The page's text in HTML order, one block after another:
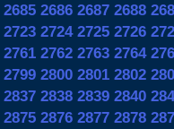
2685 2686 2687 2688
2723 2724 2725 2726
2761 2762 2763 2764
2799 2800 2801 2802
2837 2838 2839 2840
2875 2876 2877 2878